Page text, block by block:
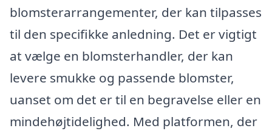
blomsterarrangementer, der kan tilpasses
til den specifikke anledning. Det er vigtigt
at vælge en blomsterhandler, der kan
levere smukke og passende blomster,
uanset om det er til en begravelse eller en
mindehøjtidelighed. Med platformen, der